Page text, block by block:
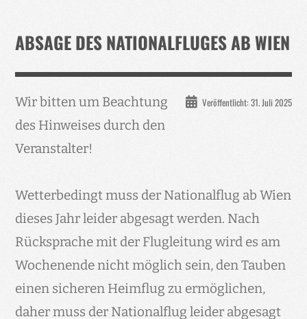
Events
Taubenklinik
Kohaus Förderv.
Tierschutz
Jugendliche
ABSAGE DES NATIONALFLUGES AB WIEN
Veröffentlicht: 31. Juli 2025
Wir bitten um Beachtung
des Hinweises durch den
Veranstalter!
Wetterbedingt muss der Nationalflug ab Wien
dieses Jahr leider abgesagt werden. Nach
Rücksprache mit der Flugleitung wird es am
Wochenende nicht möglich sein, den Tauben
einen sicheren Heimflug zu ermöglichen,
daher muss der Nationalflug leider abgesagt